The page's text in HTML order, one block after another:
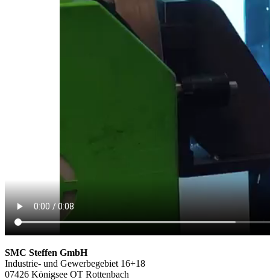
SMC Steffen GmbH
Industrie- und Gewerbegebiet 16+18
07426 Königsee OT Rottenbach